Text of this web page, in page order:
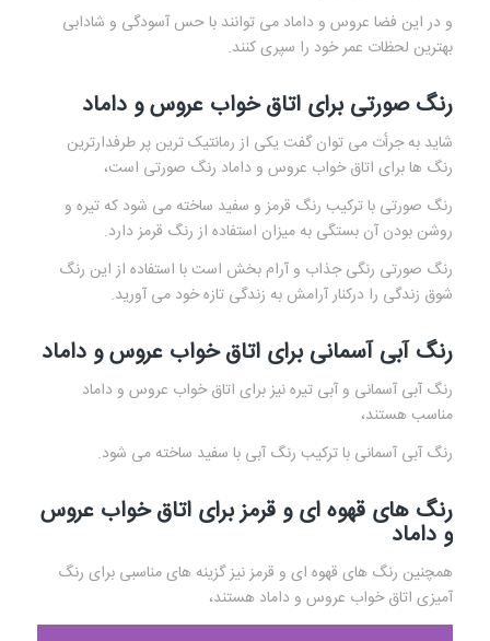
و در این فضا عروس و داماد می توانند با حس آسودگی و شادابی
بهترین لحظات عمر خود را سپری کنند.
رنگ صورتی برای اتاق خواب عروس و داماد
شاید به جرأت می توان گفت یکی از رمانتیک ترین پر طرفدارترین
رنگ ها برای اتاق خواب عروس و داماد رنگ صورتی است،
رنگ صورتی با ترکیب رنگ قرمز و سفید ساخته می شود که تیره و
روشن بودن آن بستگی به میزان استفاده از رنگ قرمز دارد.
رنگ صورتی رنگی جذاب و آرام بخش است با استفاده از این رنگ
شوق زندگی را درکنار آرامش به زندگی تازه خود می آورید.
رنگ آبی آسمانی برای اتاق خواب عروس و داماد
رنگ آبی آسمانی و آبی تیره نیز برای اتاق خواب عروس و داماد
مناسب هستند،
رنگ آبی آسمانی با ترکیب رنگ آبی با سفید ساخته می شود.
رنگ های قهوه ای و قرمز برای اتاق خواب عروس
و داماد
همچنین رنگ های قهوه ای و قرمز نیز گزینه های مناسبی برای رنگ
آمیزی اتاق خواب عروس و داماد هستند،